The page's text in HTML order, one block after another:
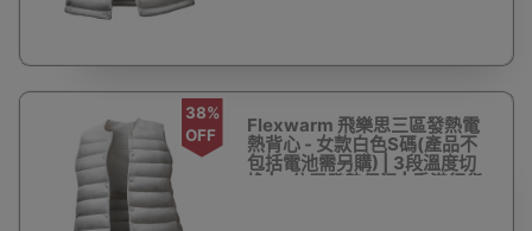
38%
OFF
Flexwarm 飛樂思三區發熱電
熱背心 - 女款白色S碼(產品不
包括電池需另購) | 3段溫度切
換 | 3位置發熱保溫 | 香港行貨